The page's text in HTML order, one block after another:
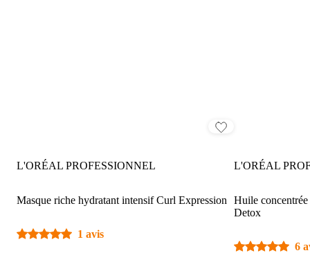
L'ORÉAL PROFESSIONNEL
Masque riche hydratant intensif Curl Expression
1 avis
L'ORÉAL
Huile
Detox
6